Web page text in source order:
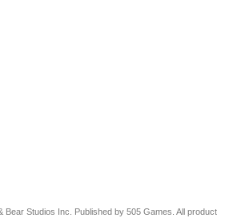
Bear Studios Inc. Published by 505 Games. All product